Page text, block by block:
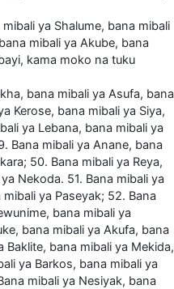
ya Shalume, bana mibali
mibali ya Akube, bana
kama moko na tuku
bana mibali ya Asufa, bana
Kerose, bana mibali ya Siya,
ya Lebana, bana mibali ya
Bana mibali ya Anane, bana
50. Bana mibali ya Reya,
Nekoda. 51. Bana mibali ya
ya Paseyak; 52. Bana
bana mibali ya
bana mibali ya Akufa, bana
Baklite, bana mibali ya Mekida,
ya Barkos, bana mibali ya
mibali ya Nesiyak, bana